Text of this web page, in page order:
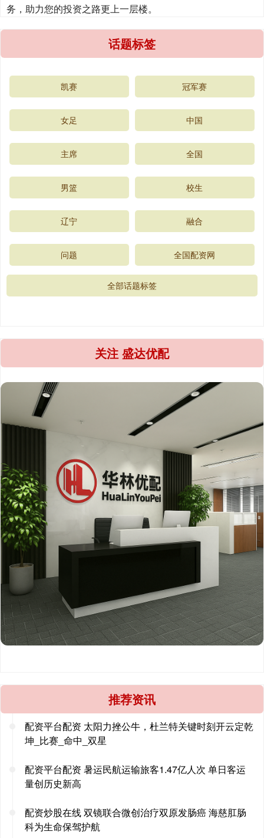
务，助力您的投资之路更上一层楼。
话题标签
凯赛 冠军赛
女足 中国
主席 全国
男篮 校生
辽宁 融合
问题 全国配资网
全部话题标签
关注 盛达优配
推荐资讯
配资平台配资 太阳力挫公牛，杜兰特关键时刻开云定乾
坤_比赛_命中_双星
配资平台配资 暑运民航运输旅客1.47亿人次 单日客运
量创历史新高
配资炒股在线 双镜联合微创治疗双原发肠癌 海慈肛肠
科为生命保驾护航